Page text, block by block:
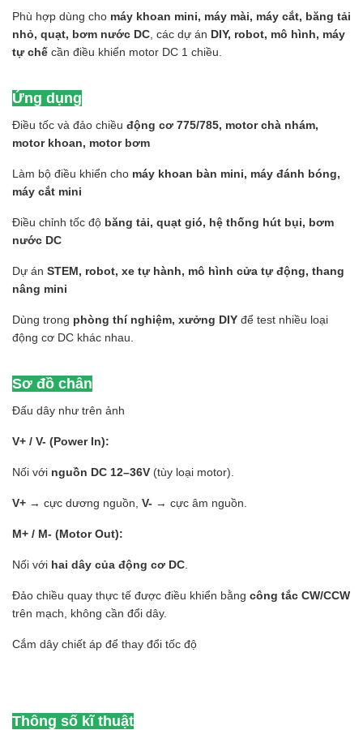
Phù hợp dùng cho máy khoan mini, máy mài, máy cắt, băng tải
nhỏ, quạt, bơm nước DC , các dự án DIY, robot, mô hình, máy
tự chế cần điều khiển motor DC 1 chiều.
Ứng dụng
Điều tốc và đảo chiều động cơ 775/785, motor chà nhám,
motor khoan, motor bơm
Làm bộ điều khiển cho máy khoan bàn mini, máy đánh bóng,
máy cắt mini
Điều chỉnh tốc độ băng tải, quạt gió, hệ thống hút bụi, bơm
nước DC
Dự án STEM, robot, xe tự hành, mô hình cửa tự động, thang
nâng mini
Dùng trong phòng thí nghiệm, xưởng DIY để test nhiều loại
động cơ DC khác nhau.
Sơ đồ chân
Đấu dây như trên ảnh
V+ / V- (Power In):
Nối với nguồn DC 12–36V (tùy loại motor).
V+ → cực dương nguồn, V- → cực âm nguồn.
M+ / M- (Motor Out):
Nối với hai dây của động cơ DC
Đảo chiều quay thực tế được điều khiển bằng công tắc CW/CCW
trên mạch, không cần đổi dây.
Cắm dây chiết áp để thay đổi tốc độ
Thông số kĩ thuật